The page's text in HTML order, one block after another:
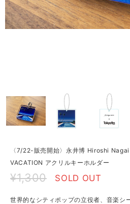
〈7/22-販売開始〉永井博 Hiroshi
VACATION アクリルキーホルダー
¥1,300 SOLD OUT
世界的なシティポップの立役者、音楽シ